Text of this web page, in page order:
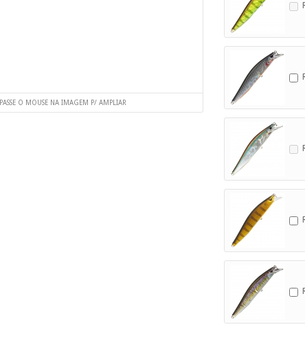
PASSE O MOUSE NA IMAGEM P/ AMPLIAR